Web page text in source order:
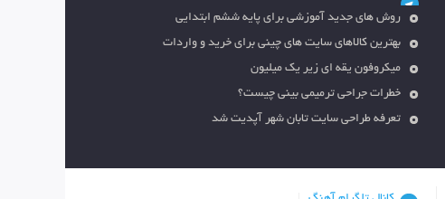
روش های جدید آموزشی برای پایه ششم ابتدایی
بهترین کالاهای سایت های چینی برای خرید و واردات
میکروفون یقه ای زیر یک میلیون
خطرات جراحی ترمیمی بینی چیست؟
تعرفه طراحی سایت تابان شهر آپدیت شد